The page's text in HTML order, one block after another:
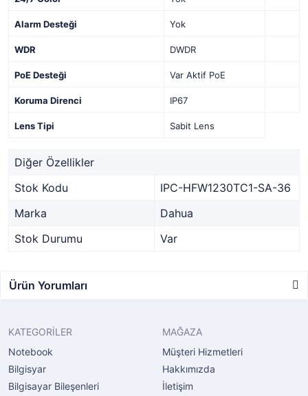
Alarm Desteği Yok
WDR DWDR
PoE Desteği Var Aktif PoE
Koruma Direnci IP67
Lens Tipi Sabit Lens
Diğer Özellikler
Stok Kodu
IPC-HFW1230TC1-SA-36
Marka
Dahua
Stok Durumu
Var
Ürün Yorumları
KATEGORİLER
Notebook
Bilgisyar
Bilgisayar Bileşenleri
MAĞAZA
Müşteri Hizmetleri
Hakkımızda
İletişim